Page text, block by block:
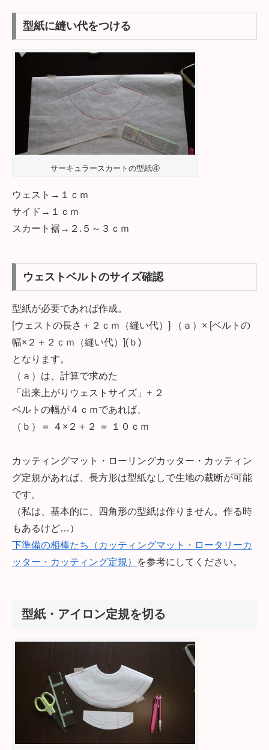
型紙に縫い代をつける
サーキュラースカートの型紙④
ウェスト→１ｃｍ
サイド→１ｃｍ
スカート裾→２.５～３ｃｍ
ウェストベルトのサイズ確認
型紙が必要であれば作成。
[ウェストの長さ＋２ｃｍ（縫い代）] （ａ）× [ベルトの
幅×２＋２ｃｍ（縫い代）](ｂ)
となります。
（ａ）は、計算で求めた
「出来上がりウェストサイズ」+ ２
ベルトの幅が４ｃｍであれば、
（ｂ）＝ ４×２＋２ ＝ １０ｃｍ
カッティングマット・ローリングカッター・カッティン
グ定規があれば、長方形は型紙なしで生地の裁断が可能
です。
（私は、基本的に、四角形の型紙は作りません。作る時
もあるけど…）
下準備の相棒たち（カッティングマット・ロータリーカ
ッター・カッティング定規）
を参考にしてください。
型紙・アイロン定規を切る